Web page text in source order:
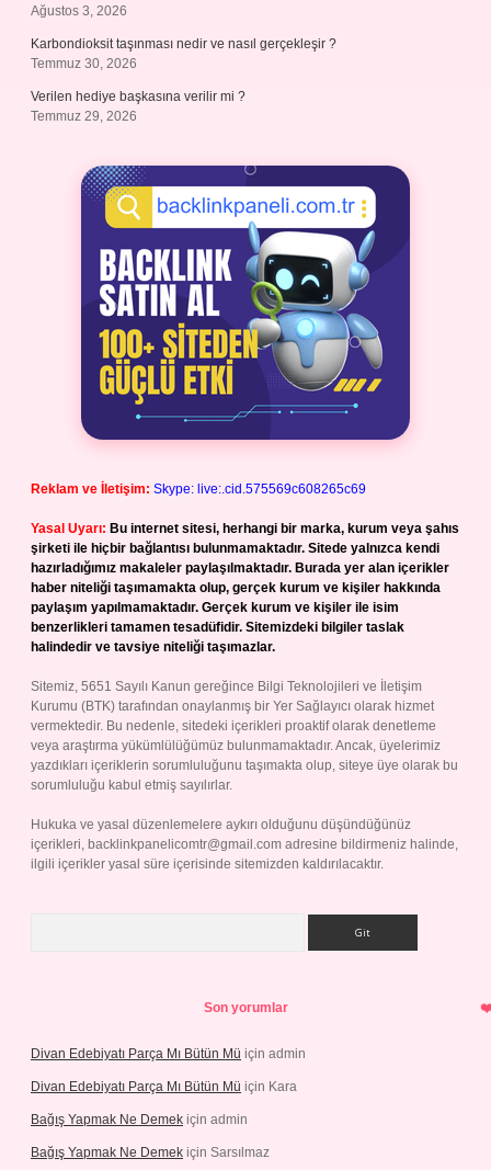
Ağustos 3, 2026
Karbondioksit taşınması nedir ve nasıl gerçekleşir ?
Temmuz 30, 2026
Verilen hediye başkasına verilir mi ?
Temmuz 29, 2026
Reklam ve İletişim: Skype: live:.cid.575569c608265c69
Yasal Uyarı: Bu internet sitesi, herhangi bir marka, kurum veya şahıs
şirketi ile hiçbir bağlantısı bulunmamaktadır. Sitede yalnızca kendi
hazırladığımız makaleler paylaşılmaktadır. Burada yer alan içerikler
haber niteliği taşımamakta olup, gerçek kurum ve kişiler hakkında
paylaşım yapılmamaktadır. Gerçek kurum ve kişiler ile isim
benzerlikleri tamamen tesadüfidir. Sitemizdeki bilgiler taslak
halindedir ve tavsiye niteliği taşımazlar.
Sitemiz, 5651 Sayılı Kanun gereğince Bilgi Teknolojileri ve İletişim
Kurumu (BTK) tarafından onaylanmış bir Yer Sağlayıcı olarak hizmet
vermektedir. Bu nedenle, sitedeki içerikleri proaktif olarak denetleme
veya araştırma yükümlülüğümüz bulunmamaktadır. Ancak, üyelerimiz
yazdıkları içeriklerin sorumluluğunu taşımakta olup, siteye üye olarak bu
sorumluluğu kabul etmiş sayılırlar.
Hukuka ve yasal düzenlemelere aykırı olduğunu düşündüğünüz
içerikleri, backlinkpanelicomtr@gmail.com adresine bildirmeniz halinde,
ilgili içerikler yasal süre içerisinde sitemizden kaldırılacaktır.
Son yorumlar
Divan Edebiyatı Parça Mı Bütün Mü için admin
Divan Edebiyatı Parça Mı Bütün Mü için Kara
Bağış Yapmak Ne Demek için admin
Bağış Yapmak Ne Demek için Sarsılmaz